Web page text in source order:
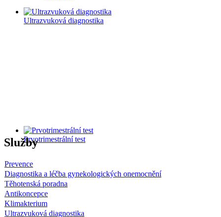
Ultrazvuková diagnostika
Prvotrimestrální test
Služby
Prevence
Diagnostika a léčba gynekologických onemocnění
Těhotenská poradna
Antikoncepce
Klimakterium
Ultrazvuková diagnostika